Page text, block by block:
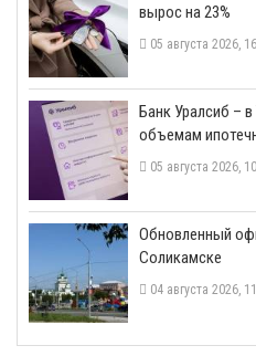
вырос на 23%
05 августа 2026,
​Банк Уралсиб –
объемам
05 августа 2026,
​Обновленный
Соликамске
04 августа 2026,